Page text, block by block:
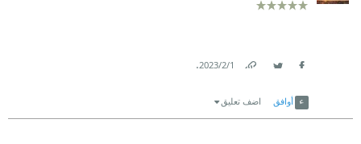
1‏/2‏/2023
.
أوافق اضف تعليق